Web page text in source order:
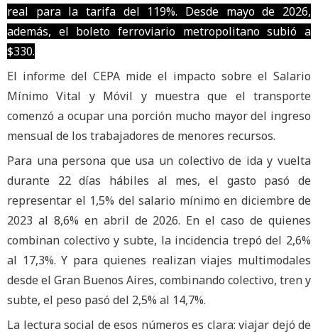
real para la tarifa del 119%. Desde mayo de 2026,
además, el boleto ferroviario metropolitano subió a
$330.
El informe del CEPA mide el impacto sobre el Salario
Mínimo Vital y Móvil y muestra que el transporte
comenzó a ocupar una porción mucho mayor del ingreso
mensual de los trabajadores de menores recursos.
Para una persona que usa un colectivo de ida y vuelta
durante 22 días hábiles al mes, el gasto pasó de
representar el 1,5% del salario mínimo en diciembre de
2023 al 8,6% en abril de 2026. En el caso de quienes
combinan colectivo y subte, la incidencia trepó del 2,6%
al 17,3%. Y para quienes realizan viajes multimodales
desde el Gran Buenos Aires, combinando colectivo, tren y
subte, el peso pasó del 2,5% al 14,7%.
La lectura social de esos números es clara: viajar dejó de